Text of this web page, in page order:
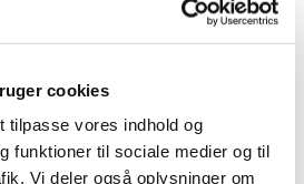
cookies
tilpasse vores indhold og
funktioner til sociale medier og til
Vi deler også oplysninger om